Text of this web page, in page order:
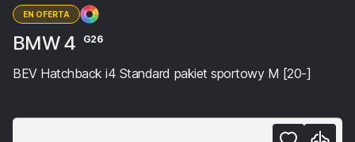
EN OFERTA
BMW 4 G26
BEV Hatchback i4 Standard pakiet sportowy M [20-]